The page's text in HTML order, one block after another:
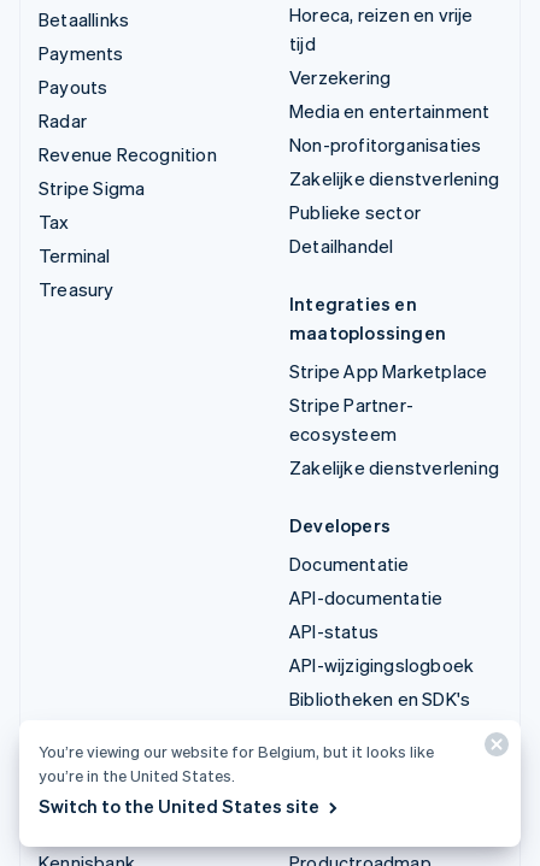
Betaallinks
Payments
Payouts
Radar
Revenue Recognition
Stripe Sigma
Tax
Terminal
Treasury
Horeca, reizen en vrije
tijd
Verzekering
Media en entertainment
Non-profitorganisaties
Zakelijke dienstverlening
Publieke sector
Detailhandel
Integraties en
maatoplossingen
Stripe App Marketplace
Stripe Partner-
ecosysteem
Zakelijke dienstverlening
Developers
Documentatie
API-documentatie
API-status
API-wijzigingslogboek
Bibliotheken en SDK's
Blog voor developers
You’re viewing our website for Belgium, but it looks like
you’re in the United States.
Switch to the United States site